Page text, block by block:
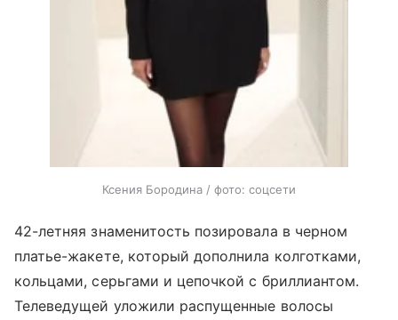
Ксения Бородина / фото: соцсети
42-летняя знаменитость позировала в черном
платье-жакете, который дополнила колготками,
кольцами, серьгами и цепочкой с бриллиантом.
Телеведущей уложили распущенные волосы